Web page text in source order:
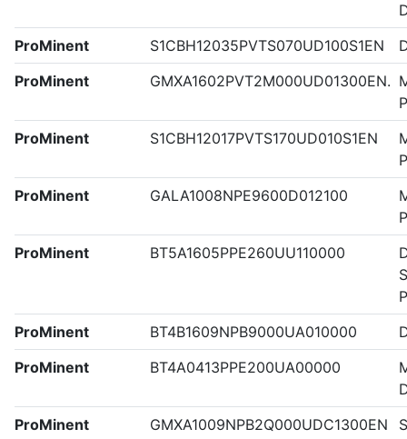
ProMinent
S1CBH12035PVTS070UD100S1EN
ProMinent
GMXA1602PVT2M000UD01300EN.
ProMinent
S1CBH12017PVTS170UD010S1EN
ProMinent
GALA1008NPE9600D012100
ProMinent
BT5A1605PPE260UU110000
ProMinent
BT4B1609NPB9000UA010000
ProMinent
BT4A0413PPE200UA00000
ProMinent
GMXA1009NPB2Q000UDC1300EN